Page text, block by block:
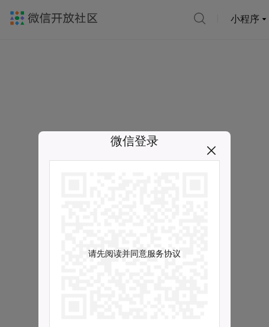
小程序
微信登录
请先阅读并同意服务协议